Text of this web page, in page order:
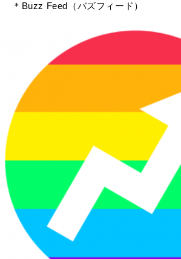
＊Buzz Feed（バズフィード）